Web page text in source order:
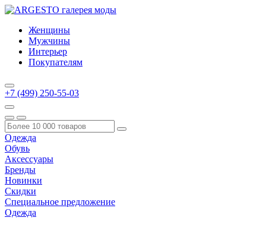
Женщины
Мужчины
Интерьер
Покупателям
+7 (499) 250-55-03
Одежда
Обувь
Аксессуары
Бренды
Новинки
Скидки
Специальное предложение
Одежда